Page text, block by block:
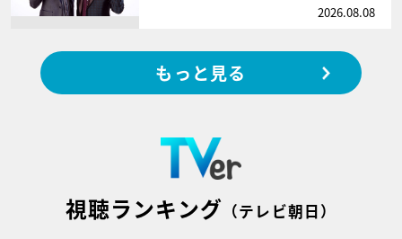
2026.08.08
もっと見る
視聴ランキング （テレビ朝日）